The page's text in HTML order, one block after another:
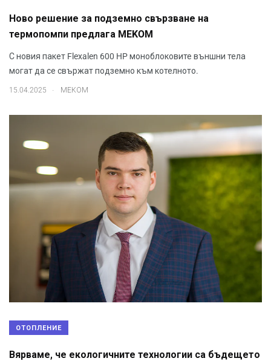
Ново решение за подземно свързване на
термопомпи предлага MEKOM
С новия пакет Flexalen 600 HP моноблоковите външни тела
могат да се свържат подземно към котелното.
15.04.2025 МЕКОМ
ОТОПЛЕНИЕ
Вярваме, че екологичните технологии са бъдещето